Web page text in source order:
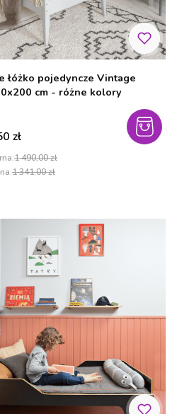
łóżko pojedyncze Vintage
cm - różne kolory
zł
1 490,00 zł
1 341,00 zł